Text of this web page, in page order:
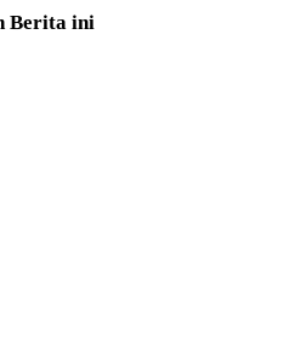
Berita ini